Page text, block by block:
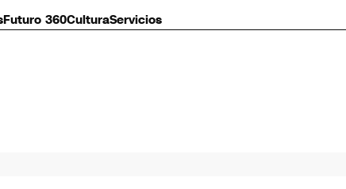
Futuro 360CulturaServicios